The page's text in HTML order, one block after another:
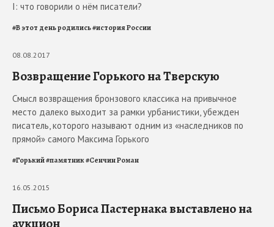
I: что говорили о нём писатели?
#В этот день родились#история России
08.08.2017
Возвращение Горького на Тверскую
Смысл возвращения бронзового классика на привычное
место далеко выходит за рамки урбанистики, убежден
писатель, которого называют одним из «наследников по
прямой» самого Максима Горького
#Горький#памятник#Сенчин Роман
16.05.2015
Письмо Бориса Пастернака выставлено на
аукцион